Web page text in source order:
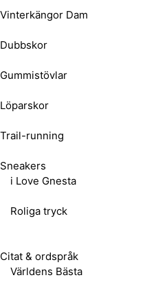
Vinterkängor Dam
Dubbskor
Gummistövlar
Löparskor
Trail-running
Sneakers
i Love Gnesta
Roliga tryck
Citat & ordspråk
Världens Bästa